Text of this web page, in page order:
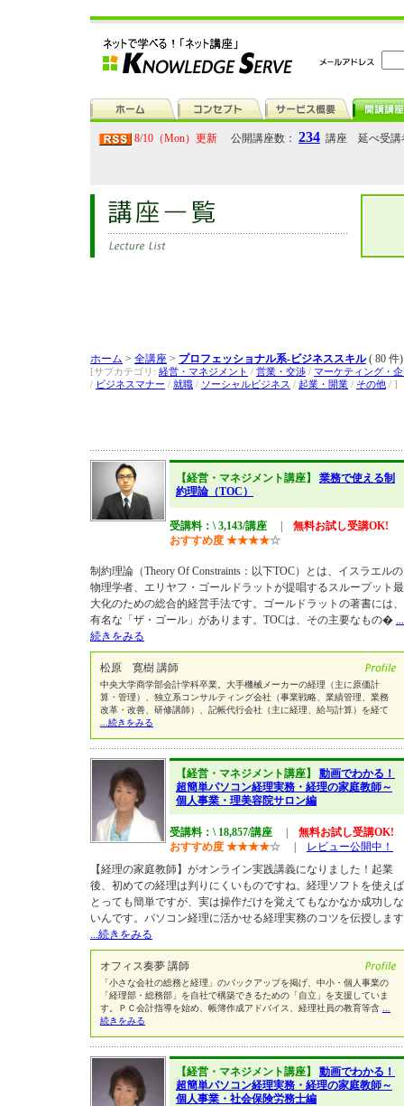
8/10（Mon）更新 公開講座数： 234 講座 延べ受講
ホーム > 全講座 > プロフェッショナル系-ビジネススキル( 80 件)
[サブカテゴリ: 経営・マネジメント / 営業・交渉 / マーケティング・
/ ビジネスマナー / 就職 / ソーシャルビジネス / 起業・開業 / その他 / ]
【経営・マネジメント講座】 業務で使える制
約理論（TOC）
受講料：\ 3,143/講座
無料お試し受講OK!
おすすめ度 ★★★★☆
制約理論（Theory Of Constraints：以下TOC）とは、イスラエルの
物理学者、エリヤフ・ゴールドラットが提唱するスループット最
大化のための総合的経営手法です。ゴールドラットの著書には、
有名な「ザ・ゴール」があります。TOCは、その主要なもの� ...
続きをみる
松原 寛樹 講師
中央大学商学部会計学科卒業。大手機械メーカーの経理（主に原価計
算・管理）、独立系コンサルティング会社（事業戦略、業績管理、業務
改革・改善、研修講師）、記帳代行会社（主に経理、給与計算）を経て
...続きをみる
【経営・マネジメント講座】 動画でわかる！
超簡単パソコン経理実務・経理の家庭教師～
個人事業・理美容院サロン編
受講料：\ 18,857/講座
無料お試し受講OK!
おすすめ度 ★★★★☆
レビュー公開中！
【経理の家庭教師】がオンライン実践講義になりました！起業
後、初めての経理は判りにくいものですね。経理ソフトを使えば
とっても簡単ですが、実は操作だけを覚えてもなかなか成功しな
いんです。パソコン経理に活かせる経理実務のコツを伝授します
...続きをみる
オフィス奏夢 講師
「小さな会社の総務と経理」のバックアップを掲げ、中小・個人事業の
「経理部・総務部」を自社で構築できるための「自立」を支援していま
す。ＰＣ会計指導を始め、帳簿作成アドバイス、経理社員の教育等含
続きをみる
【経営・マネジメント講座】 動画でわかる！
超簡単パソコン経理実務・経理の家庭教師～
個人事業・社会保険労務士編